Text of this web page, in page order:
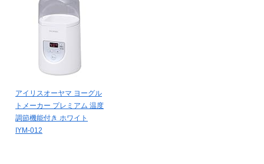
アイリスオーヤマ ヨーグル
トメーカー プレミアム 温度
調節機能付き ホワイト
IYM-012